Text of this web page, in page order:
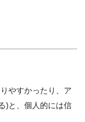
やすかったり、ア
)と、個人的には信